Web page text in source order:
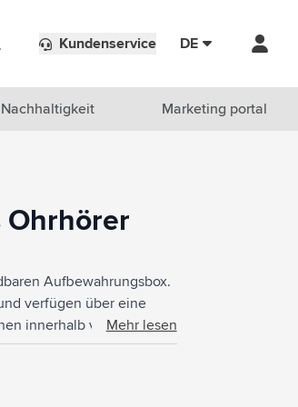
Kundenservice DE
Nachhaltigkeit Marketing portal
Ohrhörer
Aufbewahrungsbox.
verfügen über eine
innerhalb von 2 Stunde
bei voller Aufladung.
Kopplung
Mehr lesen